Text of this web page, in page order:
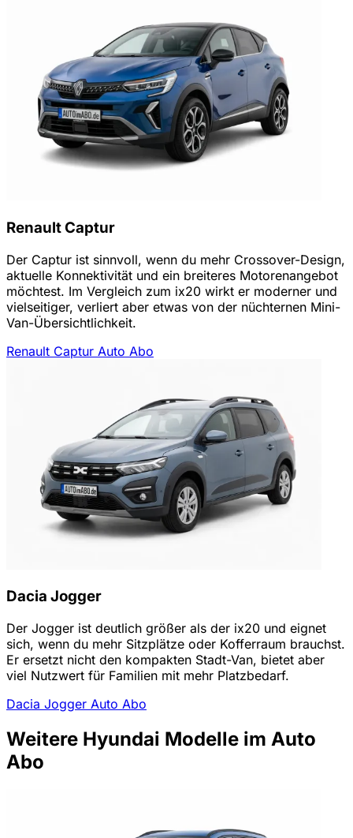
Renault Captur
Der Captur ist sinnvoll, wenn du mehr Crossover-Design,
aktuelle Konnektivität und ein breiteres Motorenangebot
möchtest. Im Vergleich zum ix20 wirkt er moderner und
vielseitiger, verliert aber etwas von der nüchternen Mini-
Van-Übersichtlichkeit.
Renault Captur Auto Abo
Dacia Jogger
Der Jogger ist deutlich größer als der ix20 und eignet
sich, wenn du mehr Sitzplätze oder Kofferraum brauchst.
Er ersetzt nicht den kompakten Stadt-Van, bietet aber
viel Nutzwert für Familien mit mehr Platzbedarf.
Dacia Jogger Auto Abo
Weitere Hyundai Modelle im Auto
Abo